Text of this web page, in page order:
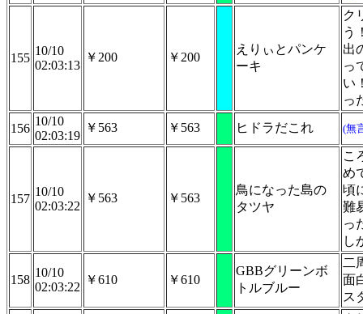
155
10/10
02:03:13
￥200 ￥200
えりぃとパンケ
ーキ
ク
う
出
っ
い
っ
156
10/10
02:03:19
￥563 ￥563 ヒドラだこれ (無
157
10/10
02:03:22
￥563 ￥563
鳥になった島の
タツヤ
こ
め
頃
難
っ
し
158
10/10
02:03:22
￥610 ￥610
GBBグリーンボ
トルブルー
二
面
ス